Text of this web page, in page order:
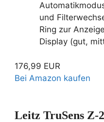
und
Ring zur
Display (gut,
176,99 EUR
Bei Amazon kaufen
Leitz TruSens Z-